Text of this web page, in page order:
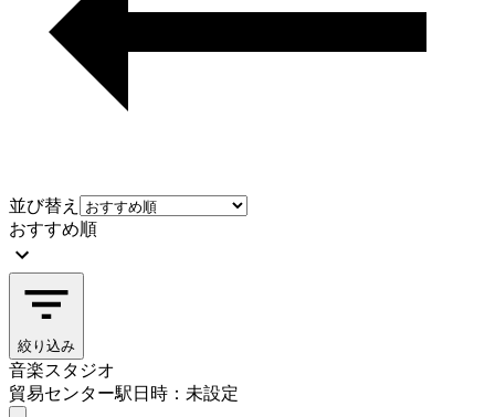
並び替え
おすすめ順
絞り込み
音楽スタジオ
貿易センター駅日時：未設定